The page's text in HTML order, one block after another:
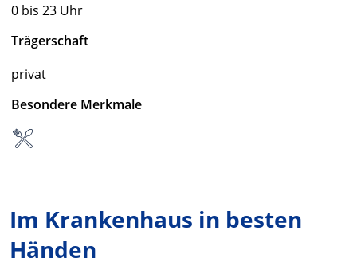
0 bis 23 Uhr
Trägerschaft
privat
Besondere Merkmale
Im Krankenhaus in besten
Händen